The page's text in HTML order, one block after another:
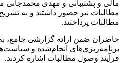
مالی و پشتیبانی و مهدی محمدجانی
مطالبات نیز حضور داشتند و به
مطالبات پرداختند.
حاضران ضمن ارائه گزارشی جامع، به
برنامه‌ریزی‌های انجام‌شده و
فرآیند وصول مطالبات اشاره کردند.